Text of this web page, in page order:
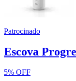
Patrocinado
Escova
5% OFF